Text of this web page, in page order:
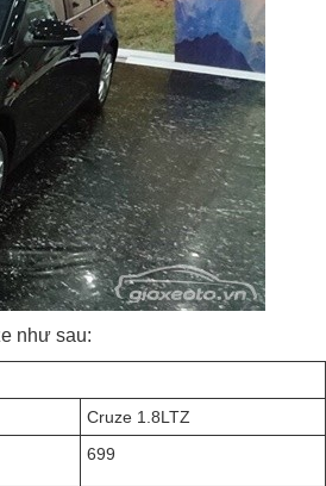
như sau:
Cruze 1.8LTZ
699